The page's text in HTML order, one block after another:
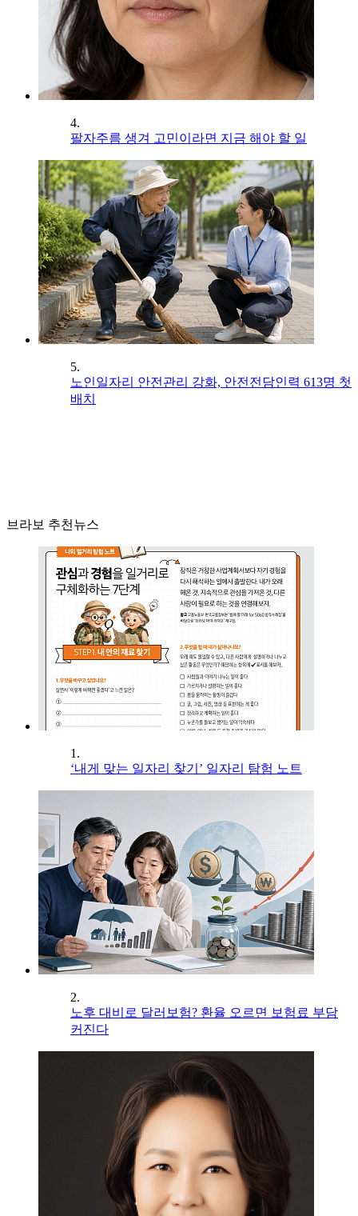
4.
팔자주름 생겨 고민이라면 지금 해야 할 일
5.
노인일자리 안전관리 강화, 안전전담인력 613명 첫
배치
브라보 추천뉴스
1.
‘내게 맞는 일자리 찾기’ 일자리 탐험 노트
2.
노후 대비로 달러보험? 환율 오르면 보험료 부담
커진다